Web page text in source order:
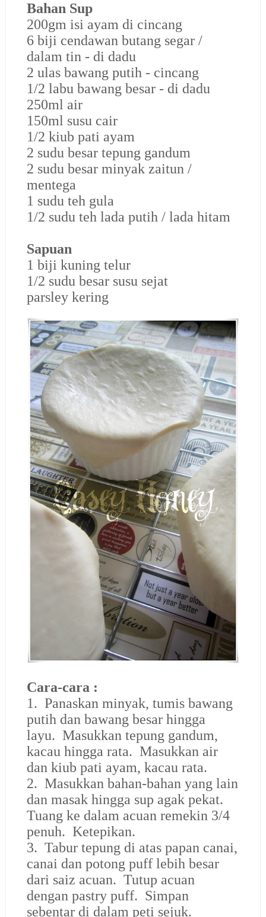
Bahan Sup
200gm isi ayam di cincang
6 biji cendawan butang segar /
dalam tin - di dadu
2 ulas bawang putih - cincang
1/2 labu bawang besar - di dadu
250ml air
150ml susu cair
1/2 kiub pati ayam
2 sudu besar tepung gandum
2 sudu besar minyak zaitun /
mentega
1 sudu teh gula
1/2 sudu teh lada putih / lada hitam
Sapuan
1 biji kuning telur
1/2 sudu besar susu sejat
parsley kering
Cara-cara :
1. Panaskan minyak, tumis bawang
putih dan bawang besar hingga
layu. Masukkan tepung gandum,
kacau hingga rata. Masukkan air
dan kiub pati ayam, kacau rata.
2. Masukkan bahan-bahan yang lain
dan masak hingga sup agak pekat.
Tuang ke dalam acuan remekin 3/4
penuh. Ketepikan.
3. Tabur tepung di atas papan canai,
canai dan potong puff lebih besar
dari saiz acuan. Tutup acuan
dengan pastry puff. Simpan
sebentar di dalam peti sejuk.